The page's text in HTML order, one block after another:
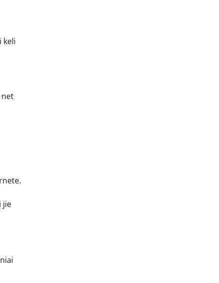
keli
net
jie